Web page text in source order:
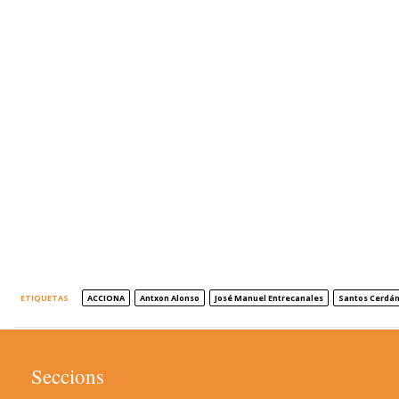
ETIQUETAS ACCIONA Antxon Alonso José Manuel Entrecanales Santos Cerdán
Seccions